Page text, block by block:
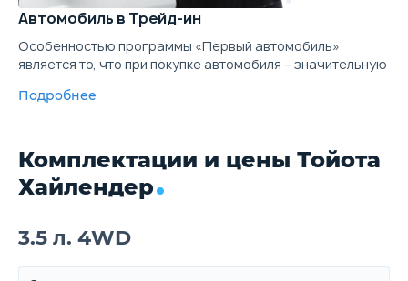
Автомобиль в Трейд-ин
Особенностью программы «Первый автомобиль»
является то, что при покупке автомобиля – значительную
Подробнее
Комплектации и цены Тойота
Хайлендер
3.5 л. 4WD